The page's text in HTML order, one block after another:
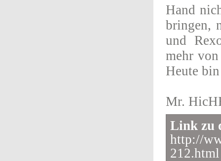
Hand
bringen,
und
mehr
Heute
Mr.
Link zu
http://
212.html